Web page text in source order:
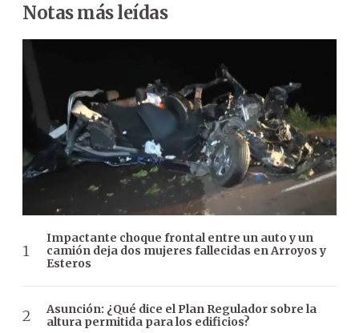
Notas más leídas
Impactante choque frontal entre un auto y un
camión deja dos mujeres fallecidas en Arroyos y
Esteros
Asunción: ¿Qué dice el Plan Regulador sobre la
altura permitida para los edificios?